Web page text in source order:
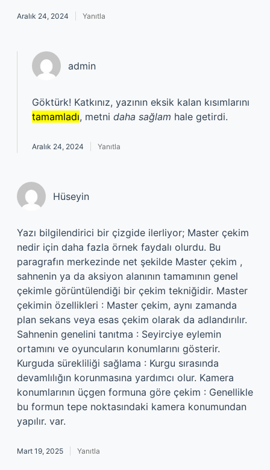
Aralık 24, 2024 Yanıtla
admin
Göktürk! Katkınız, yazının eksik kalan kısımlarını
tamamladı, metni daha sağlam hale getirdi.
Aralık 24, 2024 Yanıtla
Hüseyin
Yazı bilgilendirici bir çizgide ilerliyor; Master çekim
nedir için daha fazla örnek faydalı olurdu. Bu
paragrafın merkezinde net şekilde Master çekim ,
sahnenin ya da aksiyon alanının tamamının genel
çekimle görüntülendiği bir çekim tekniğidir. Master
çekimin özellikleri : Master çekim, aynı zamanda
plan sekans veya esas çekim olarak da adlandırılır.
Sahnenin genelini tanıtma : Seyirciye eylemin
ortamını ve oyuncuların konumlarını gösterir.
Kurguda sürekliliği sağlama : Kurgu sırasında
devamlılığın korunmasına yardımcı olur. Kamera
konumlarının üçgen formuna göre çekim : Genellikle
bu formun tepe noktasındaki kamera konumundan
yapılır. var.
Mart 19, 2025 Yanıtla